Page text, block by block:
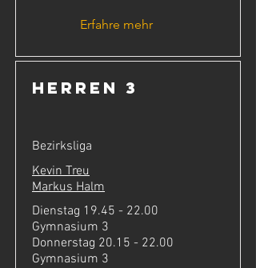
Erfahre mehr
Herren 3
Bezirksliga
Kevin Treu
Markus Halm
Dienstag 19.45 - 22.00
Gymnasium 3
Donnerstag 20.15 - 22.00
Gymnasium 3